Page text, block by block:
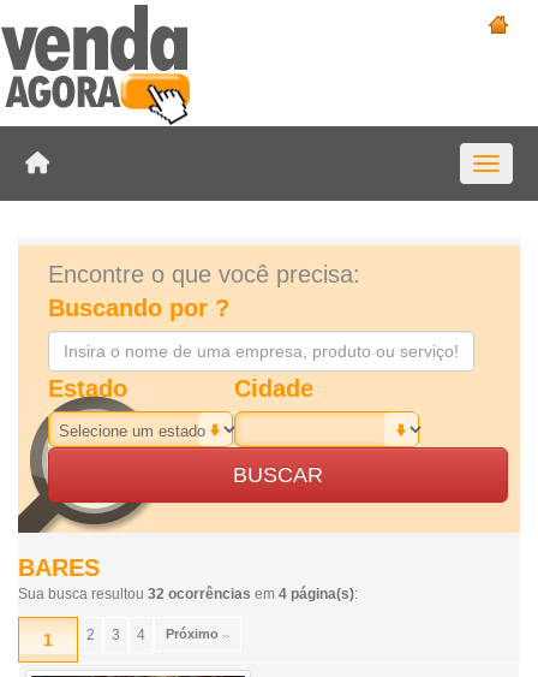
Toggle
Encontre o que você precisa:
Buscando por ?
Estado Cidade
BUSCAR
BARES
Sua busca resultou 32 ocorrências em 4 página(s):
1 2 3 4 Próximo >>